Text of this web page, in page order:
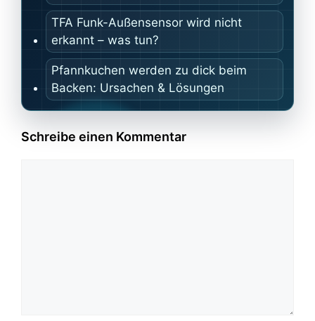
TFA Funk-Außensensor wird nicht
erkannt – was tun?
Pfannkuchen werden zu dick beim
Backen: Ursachen & Lösungen
Schreibe einen Kommentar